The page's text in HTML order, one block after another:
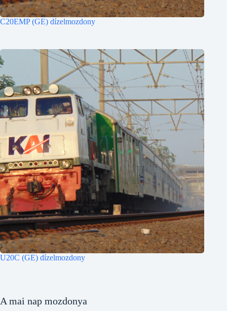
C20EMP (GE) dízelmozdony
U20C (GE) dízelmozdony
A mai nap mozdonya